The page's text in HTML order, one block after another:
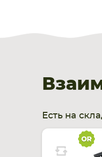
Есть на